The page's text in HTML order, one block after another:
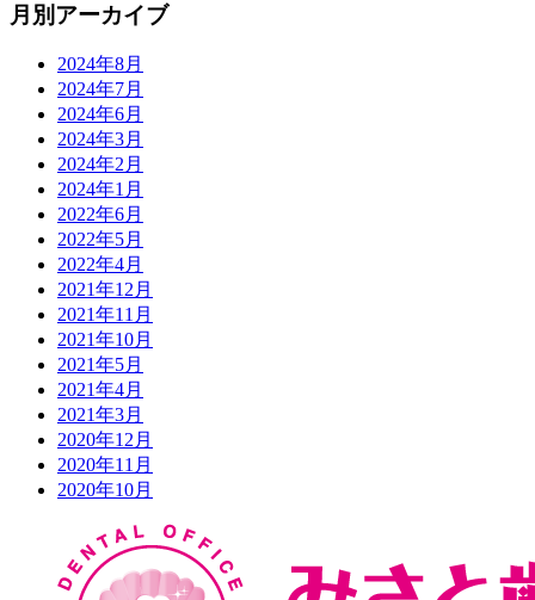
月別アーカイブ
2024年8月
2024年7月
2024年6月
2024年3月
2024年2月
2024年1月
2022年6月
2022年5月
2022年4月
2021年12月
2021年11月
2021年10月
2021年5月
2021年4月
2021年3月
2020年12月
2020年11月
2020年10月